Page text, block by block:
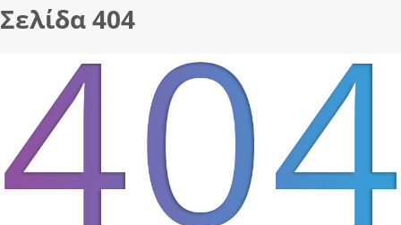
Σελίδα 404